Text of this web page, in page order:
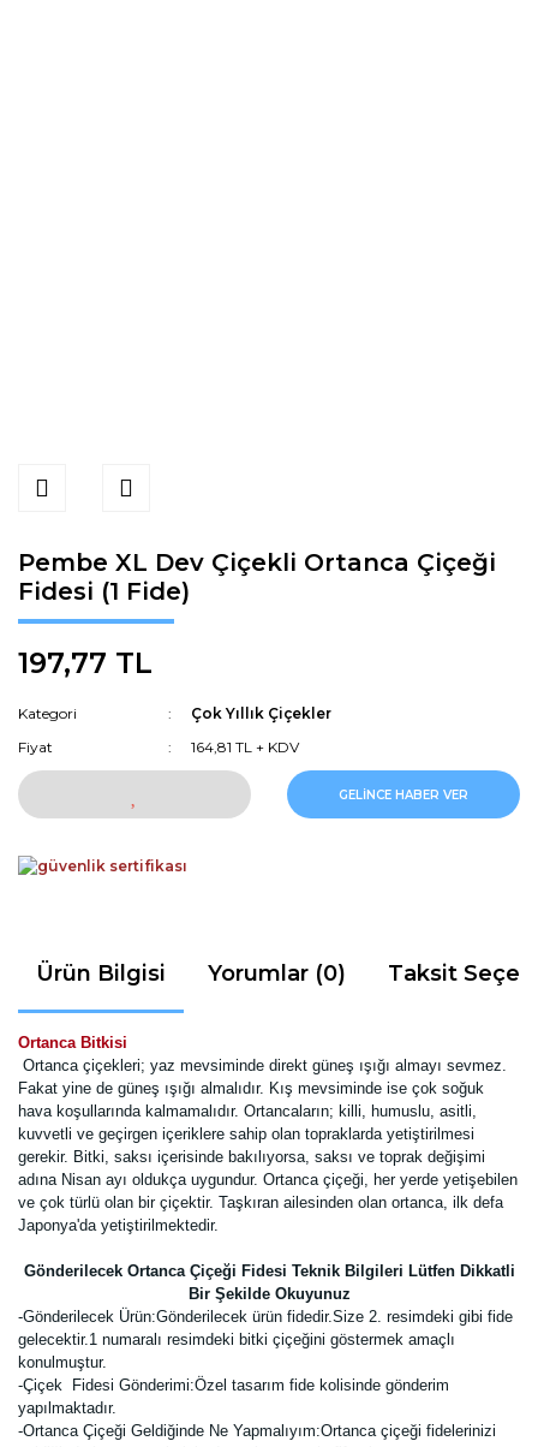
Pembe XL Dev Çiçekli Ortanca Çiçeği
Fidesi (1 Fide)
197,77 TL
Kategori
Çok Yıllık Çiçekler
Fiyat
164,81 TL + KDV
GELİNCE HABER VER
Ürün Bilgisi Yorumlar (0) Taksit
Ortanca Bitkisi
Ortanca çiçekleri; yaz mevsiminde direkt güneş ışığı almayı sevmez.
Fakat yine de güneş ışığı almalıdır. Kış mevsiminde ise çok soğuk
hava koşullarında kalmamalıdır. Ortancaların; killi, humuslu, asitli,
kuvvetli ve geçirgen içeriklere sahip olan topraklarda yetiştirilmesi
gerekir. Bitki, saksı içerisinde bakılıyorsa, saksı ve toprak değişimi
adına Nisan ayı oldukça uygundur. Ortanca çiçeği, her yerde yetişebilen
ve çok türlü olan bir çiçektir. Taşkıran ailesinden olan ortanca, ilk defa
Japonya'da yetiştirilmektedir.
Gönderilecek Ortanca Çiçeği Fidesi Teknik Bilgileri Lütfen Dikkatli
Bir Şekilde Okuyunuz
-Gönderilecek Ürün:Gönderilecek ürün fidedir.Size 2. resimdeki gibi fide
gelecektir. 1 numaralı resimdeki bitki çiçeğini göstermek amaçlı
konulmuştur.
-Çiçek Fidesi Gönderimi:Özel tasarım fide kolisinde gönderim
yapılmaktadır.
-Ortanca Çiçeği Geldiğinde Ne Yapmalıyım:Ortanca çiçeği fidelerinizi